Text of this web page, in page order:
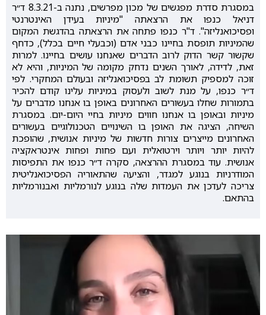
במסגרת סדרת מפגשים של מכון מפרשים, נתנה ב-8.3.21 ד״ר
דניאל כנפו את הרצאתה "מיניות בעידן האינטרנטי
ופסיכואנליזה". ד"ר כנפו פתחה את הרצאתה בהדגשת המקום
שהמיניות תופסת בחיינו כבני אדם (וכבעלי חיים בכלל), כדחף
שקשור קשר הדוק לרוב הדברים שאנחנו עושים בחיינו. למרות
זאת, לדידה, לאורך השנים נדחק מקומה של המיניות, והיא לא
זוכה למספיק תשומת לב בפסיכואנליזה ובעולם המחקרי. לפי
ד״ר כנפו, על מנת לשוב ולעסוק במיניות עלינו קודם להכיר
בתמורות שחלו בעשורים האחרונים באופן בו אנחנו מדברים על
מיניות ובאופן בו אנחנו חווים מיניות בחיי היום-יום. במסגרת
השיחה, הציגה את האופן בו השינויים הטכנולוגיים בעשורים
האחרונים מייצרים צורות חדשות של מיניות אנושית, שהופכת
להיות יותר ויותר וירטואלית ועם פחות ופחות אינטראקציה
אנושית. עוד במסגרת ההרצאה, סקרה ד״ר כנפו את התפיסות
המודרניות בנוגע למגדר, והציעה שהתאוריה הפסיכואנליטית
צריכה לעדכן את העמדות שלה בנוגע לנורמליות ואבנורמליות
בהתאם.